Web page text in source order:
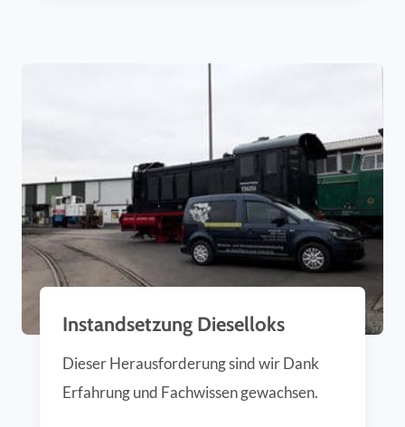
Instandsetzung Dieselloks
Dieser Herausforderung sind wir Dank
Erfahrung und Fachwissen gewachsen.